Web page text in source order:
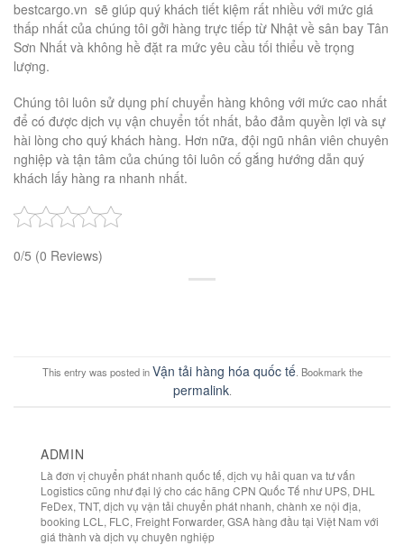
bestcargo.vn sẽ giúp quý khách tiết kiệm rất nhiều với mức giá
thấp nhất của chúng tôi gởi hàng trực tiếp từ Nhật về sân bay Tân
Sơn Nhất và không hề đặt ra mức yêu cầu tối thiểu về trọng
lượng.
Chúng tôi luôn sử dụng phí chuyển hàng không với mức cao nhất
để có được dịch vụ vận chuyển tốt nhất, bảo đảm quyền lợi và sự
hài lòng cho quý khách hàng. Hơn nữa, đội ngũ nhân viên chuyên
nghiệp và tận tâm của chúng tôi luôn cố gắng hướng dẫn quý
khách lấy hàng ra nhanh nhất.
0/5 (0 Reviews)
This entry was posted inVận tải hàng hóa quốc tế. Bookmark the
permalink.
ADMIN
Là đơn vị chuyển phát nhanh quốc tế, dịch vụ hải quan va tư vấn
Logistics cũng như đại lý cho các hãng CPN Quốc Tế như UPS, DHL
FeDex, TNT, dịch vụ vận tải chuyển phát nhanh, chành xe nội địa,
booking LCL, FLC, Freight Forwarder, GSA hàng đầu tại Việt Nam với
giá thành và dịch vụ chuyên nghiệp